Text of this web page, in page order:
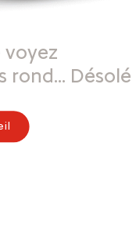
voyez
rond… Désolé